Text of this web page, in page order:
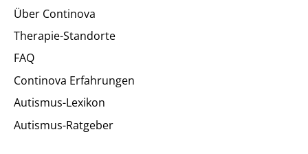
Über Continova
Therapie-Standorte
FAQ
Continova Erfahrungen
Autismus-Lexikon
Autismus-Ratgeber